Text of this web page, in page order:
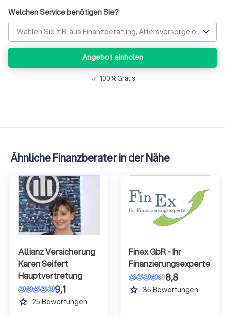
Welchen Service benötigen Sie?
Wählen Sie z.B. aus Finanzberatung, Altersvorsorge oder Baufinanzierung
Angebot einholen
check 100% Gratis
Ähnliche Finanzberater in der Nähe
Allianz Versicherung
Karen Seifert
Hauptvertretung
9,1
grade 25 Bewertungen
Finex GbR - Ihr
Finanzierungsexperte
8,8
grade 35 Bewertungen